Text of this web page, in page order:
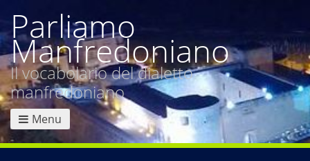
Parliamo
Manfredoniano
Il vocabolario del dialetto
manfredoniano
Menu